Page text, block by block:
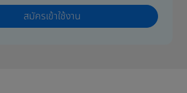
สมัครเข้าใช้งาน